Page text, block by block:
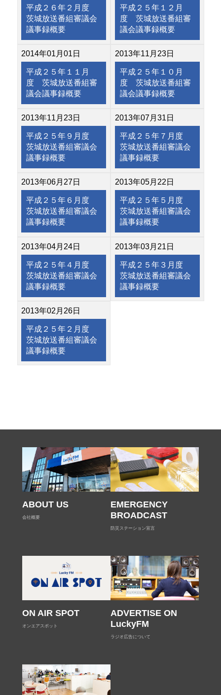
平成２６年２月度
茨城放送番組審議会
議事録概要
平成２５年１２月
度 茨城放送番組審
議会議事録概要
2014年01月01日
平成２５年１１月
度 茨城放送番組審
議会議事録概要
2013年11月23日
平成２５年１０月
度 茨城放送番組審
議会議事録概要
2013年11月23日
平成２５年９月度
茨城放送番組審議会
議事録概要
2013年07月31日
平成２５年７月度
茨城放送番組審議会
議事録概要
2013年06月27日
平成２５年６月度
茨城放送番組審議会
議事録概要
2013年05月22日
平成２５年５月度
茨城放送番組審議会
議事録概要
2013年04月24日
平成２５年４月度
茨城放送番組審議会
議事録概要
2013年03月21日
平成２５年３月度
茨城放送番組審議会
議事録概要
2013年02月26日
平成２５年２月度
茨城放送番組審議会
議事録概要
ABOUT US
会社概要
EMERGENCY
BROADCAST
防災ステーション宣言
ON AIR SPOT
オンエアスポット
ADVERTISE ON
LuckyFM
ラジオ広告について